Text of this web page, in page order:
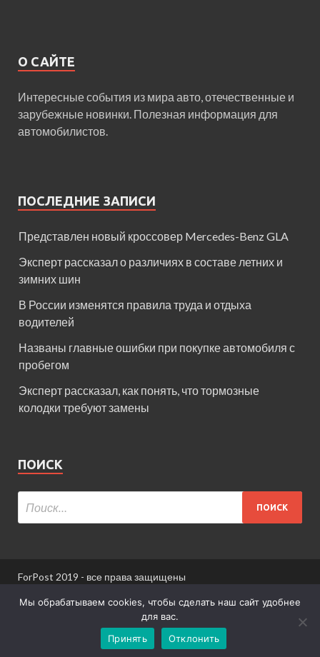
О САЙТЕ
Интересные события из мира авто, отечественные и
зарубежные новинки. Полезная информация для
автомобилистов.
ПОСЛЕДНИЕ ЗАПИСИ
Представлен новый кроссовер Mercedes-Benz GLA
Эксперт рассказал о различиях в составе летних и
зимних шин
В России изменятся правила труда и отдыха
водителей
Названы главные ошибки при покупке автомобиля с
пробегом
Эксперт рассказал, как понять, что тормозные
колодки требуют замены
ПОИСК
ForPost 2019 - все права защищены
При использовании материалов сайта ссылка
Информация для пользователей сайта
Мы обрабатываем cookies, чтобы сделать наш сайт удобнее
для вас.
Принять
Отклонить